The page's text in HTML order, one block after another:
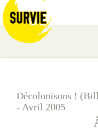
Décolonisons !
- Avril 2005